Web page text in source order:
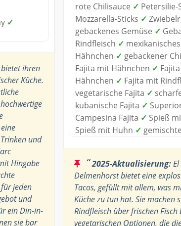
✓
ihren
Küche.
und
Hingabe
jeden
und
ein Din-in-
sie bar
rote Chilisauce ✓ Petersilie-
Mozzarella-Sticks ✓
gebackenes Gemüse ✓
Rindfleisch ✓
Hähnchen ✓ gebackener
Fajita mit Hähnchen ✓
Hähnchen ✓ Fajita mit
vegetarische Fajita ✓
kubanische Fajita ✓
Campesina Fajita ✓ Spieß
Spieß mit Huhn ✓
“2025-Aktualisierung:
Delmenhorst bietet eine
Tacos, gefüllt mit allem, was
Küche zu tun hat. Sie machen
Rindfleisch über frischen Fisch
vegetarischen Optionen, die